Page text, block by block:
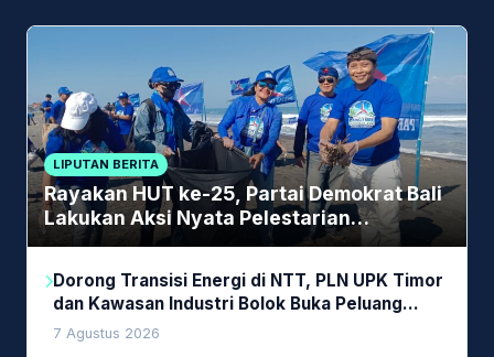
LIPUTAN BERITA
Rayakan HUT ke-25, Partai Demokrat Bali
Lakukan Aksi Nyata Pelestarian
Lingkungan
Dorong Transisi Energi di NTT, PLN UPK Timor
dan Kawasan Industri Bolok Buka Peluang
Investasi Woodchip untuk Cofiring PLTU Bolok
7 Agustus 2026